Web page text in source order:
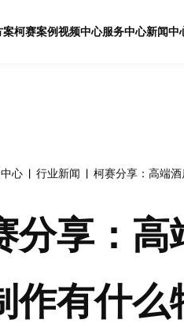
案柯赛案例视频中心服务中心新闻中
心 行业新闻 柯赛分享：高端
分享：
作有什么